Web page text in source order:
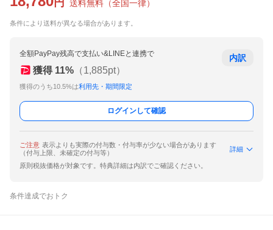
円 送料無料 （全国一律）
条件により送料が異なる場合があります。
全額PayPay残高で支払い&LINEと連携で
獲得 11% （1,885pt）
獲得のうち10.5%は利用先・期間限定
内訳
ログインして確認
ご注意 表示よりも実際の付与数・付与率が少ない場合があります
（付与上限、未確定の付与等）
詳細
原則税抜価格が対象です。特典詳細は内訳でご確認ください。
条件達成でおトク